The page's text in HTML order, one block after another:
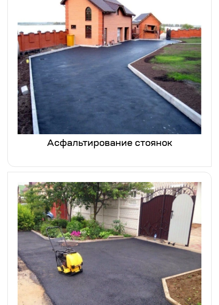
Асфальтирование стоянок